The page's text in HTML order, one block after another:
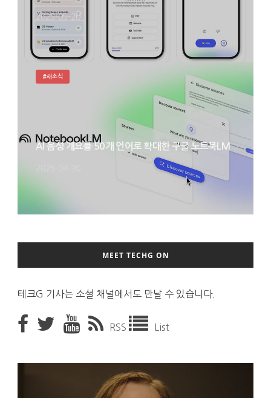
2025-05-20
AI 음성 개요를 50개 언어로 확대한 구글 노트북LM
#새소식
MEET TECHG ON
테크G 기사는 소셜 채널에서도 만날 수 있습니다.
RSS List